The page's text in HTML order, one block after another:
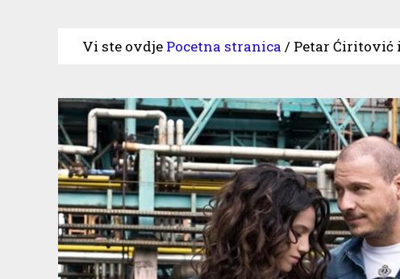
Vi ste ovdje Pocetna stranica / Petar Ćiritović